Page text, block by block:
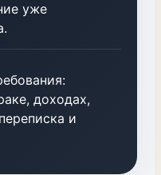
уже
доходах,
и